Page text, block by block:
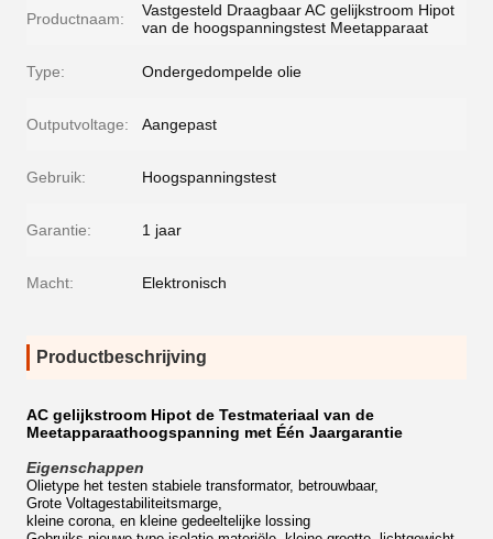
Productnaam:
Vastgesteld Draagbaar AC gelijkstroom Hipot
van de hoogspanningstest Meetapparaat
Type: Ondergedompelde olie
Outputvoltage: Aangepast
Gebruik: Hoogspanningstest
Garantie: 1 jaar
Macht: Elektronisch
Productbeschrijving
AC gelijkstroom Hipot de Testmateriaal van de
Meetapparaathoogspanning met Één Jaargarantie
Eigenschappen
Olietype het testen stabiele transformator, betrouwbaar,
Grote Voltagestabiliteitsmarge,
kleine corona, en kleine gedeeltelijke lossing